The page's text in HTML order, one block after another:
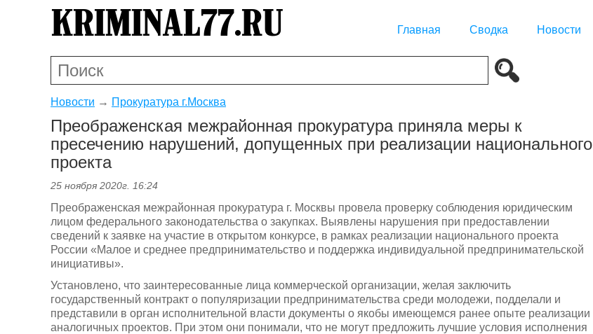
Главная Сводка Новости
Новости → Прокуратура г.Москва
Преображенская межрайонная прокуратура приняла меры к
пресечению нарушений, допущенных при реализации национального
проекта
25 ноября 2020г. 16:24
Преображенская межрайонная прокуратура г. Москвы провела проверку соблюдения юридическим
лицом федерального законодательства о закупках. Выявлены нарушения при предоставлении
сведений к заявке на участие в открытом конкурсе, в рамках реализации национального проекта
России «Малое и среднее предпринимательство и поддержка индивидуальной предпринимательской
инициативы».
Установлено, что заинтересованные лица коммерческой организации, желая заключить
государственный контракт о популяризации предпринимательства среди молодежи, подделали и
представили в орган исполнительной власти документы о якобы имеющемся ранее опыте реализации
аналогичных проектов. При этом они понимали, что не могут предложить лучшие условия исполнения